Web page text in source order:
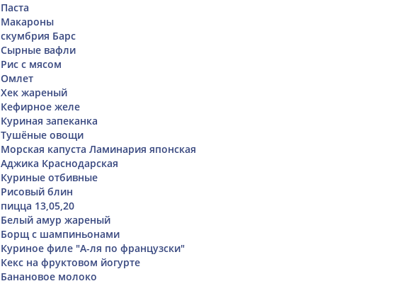
Паста
Макароны
скумбрия Барс
Сырные вафли
Рис с мясом
Омлет
Хек жареный
Кефирное желе
Куриная запеканка
Тушёные овощи
Морская капуста Ламинария японская
Аджика Краснодарская
Куриные отбивные
Рисовый блин
пицца 13,05,20
Белый амур жареный
Борщ с шампиньонами
Куриное филе "А-ля по французски"
Кекс на фруктовом йогурте
Банановое молоко